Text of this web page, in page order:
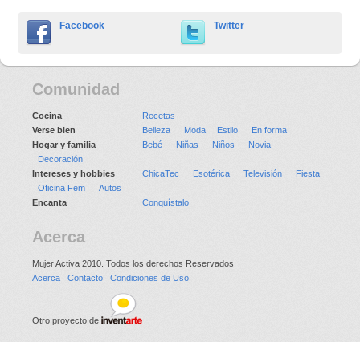
Facebook Twitter
Comunidad
Cocina
Recetas
Verse bien
Belleza Moda Estilo
En forma
Hogar y familia
Bebé Niñas Niños
Novia
Decoración
Intereses y hobbies
ChicaTec Esotérica Televisión
Fiesta
Oficina Fem
Autos
Encanta
Conquístalo
Acerca
Mujer Activa 2010. Todos los derechos Reservados
Acerca
Contacto Condiciones de Uso
Otro proyecto de